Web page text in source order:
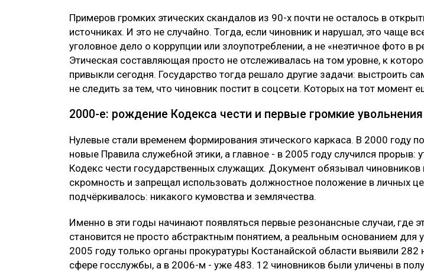
Примеров громких этических скандалов из 90-х почти не осталось в
источниках. И это не случайно. Тогда, если чиновник и нарушал, это чаще
уголовное дело о коррупции или злоупотреблении, а не «неэтичное фото в
Этическая составляющая просто не отслеживалась на том уровне, к
привыкли сегодня. Государство тогда решало другие задачи: выстроить
не следить за тем, что чиновник постит в соцсети. Которых на тот момент
2000-е: рождение Кодекса чести и первые громкие увольнения
Нулевые стали временем формирования этического каркаса. В 2000 году
новые Правила служебной этики, а главное - в 2005 году случился прорыв:
Кодекс чести государственных служащих. Документ обязывал чиновников
скромность и запрещал использовать должностное положение в личных
подчёркивалось: никакого кумовства и землячества.
Именно в эти годы начинают появляться первые резонансные случаи, где
становится не просто абстрактным понятием, а реальным основанием для
2005 году только органы прокуратуры Костанайской области выявили 282
сфере госслужбы, а в 2006-м - уже 483. 12 чиновников были уличены в